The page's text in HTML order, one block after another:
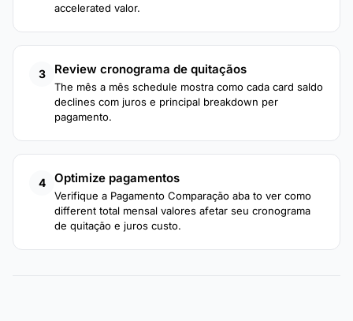
accelerated valor.
3 Review cronograma de quitaçãos
The mês a mês schedule mostra como cada card saldo
declines com juros e principal breakdown per
pagamento.
4 Optimize pagamentos
Verifique a Pagamento Comparação aba to ver como
different total mensal valores afetar seu cronograma
de quitação e juros custo.